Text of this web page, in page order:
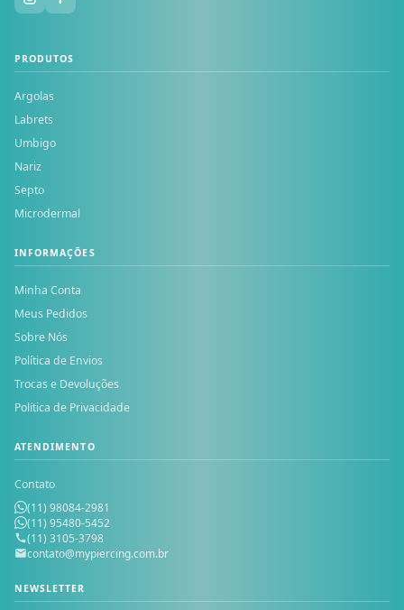
PRODUTOS
Argolas
Labrets
Umbigo
Nariz
Septo
Microdermal
INFORMAÇÕES
Minha Conta
Meus Pedidos
Sobre Nós
Política de Envios
Trocas e Devoluções
Política de Privacidade
ATENDIMENTO
Contato
(11) 98084-2981
(11) 95480-5452
(11) 3105-3798
contato@mypiercing.com.br
NEWSLETTER